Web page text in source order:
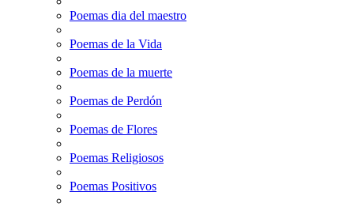
Poemas dia del maestro
Poemas de la Vida
Poemas de la muerte
Poemas de Perdón
Poemas de Flores
Poemas Religiosos
Poemas Positivos